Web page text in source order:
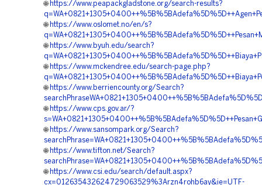
🌐 https://www.peapackgladstone.org/search-results?
🌐 https://www.oslomet.no/en/s?
🌐 https://www.byuh.edu/search?
🌐 https://www.mckendree.edu/search-page.php?
🌐 https://www.berriencounty.org/Search?
🌐 https://www.cps.gov.ar/?
🌐 https://www.sansompark.org/Search?
🌐 https://www.tifton.net/Search?
🌐 https://www.csi.edu/search/default.aspx?
cx=012635432624729063529%3Arzn4rohb6ay&ie=UTF-